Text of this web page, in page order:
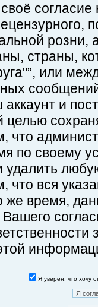
страны,
или
и
целью
что
по своему
удалить
что вся
же время,
Я уверен, что хочу